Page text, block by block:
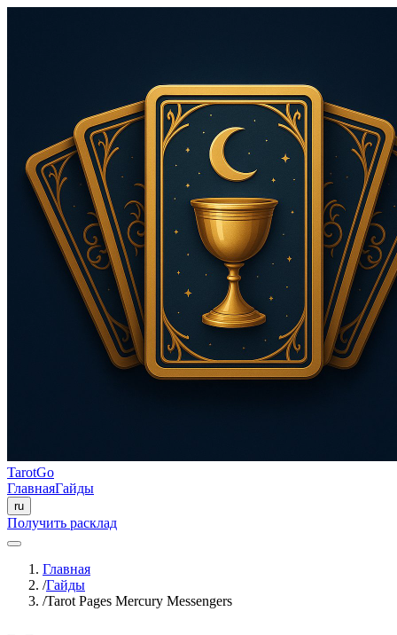
TarotGo
ГлавнаяГайды
ru
Получить расклад
Главная
/Гайды
/Tarot Pages Mercury Messengers